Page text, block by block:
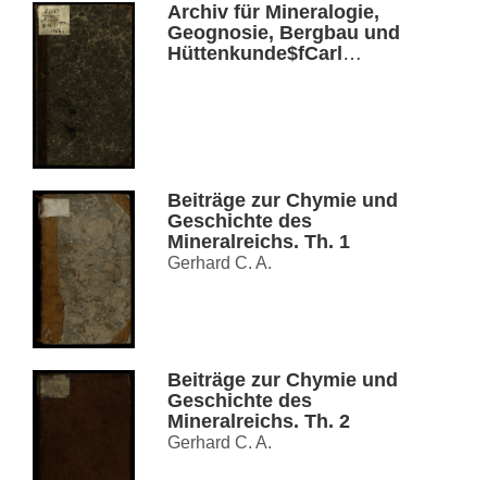
Archiv für Mineralogie,
Geognosie, Bergbau und
Hüttenkunde$fCarl
Beiträge zur Chymie und
Geschichte des
Mineralreichs. Th. 1
Gerhard C. A.
Beiträge zur Chymie und
Geschichte des
Mineralreichs. Th. 2
Gerhard C. A.